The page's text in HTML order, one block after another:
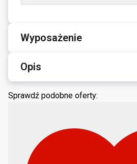
Wyposażenie
Opis
Sprawdź podobne oferty: